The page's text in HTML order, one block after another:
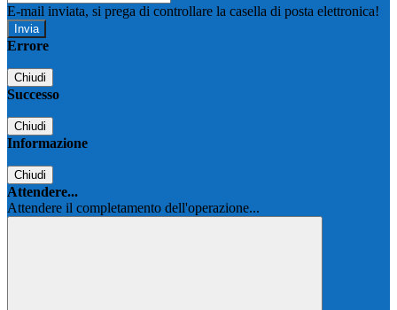
E-mail inviata, si prega di controllare la casella di posta elettronica!
Errore
Chiudi
Successo
Chiudi
Informazione
Chiudi
Attendere...
Attendere il completamento dell'operazione...